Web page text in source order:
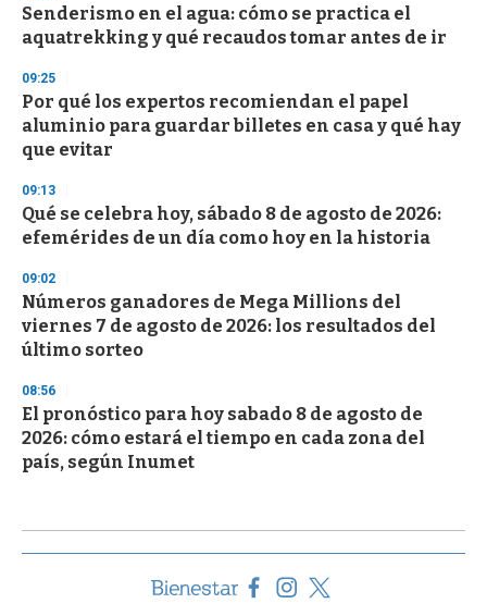
Senderismo en el agua: cómo se practica el
aquatrekking y qué recaudos tomar antes de ir
09:25
Por qué los expertos recomiendan el papel
aluminio para guardar billetes en casa y qué hay
que evitar
09:13
Qué se celebra hoy, sábado 8 de agosto de 2026:
efemérides de un día como hoy en la historia
09:02
Números ganadores de Mega Millions del
viernes 7 de agosto de 2026: los resultados del
último sorteo
08:56
El pronóstico para hoy sabado 8 de agosto de
2026: cómo estará el tiempo en cada zona del
país, según Inumet